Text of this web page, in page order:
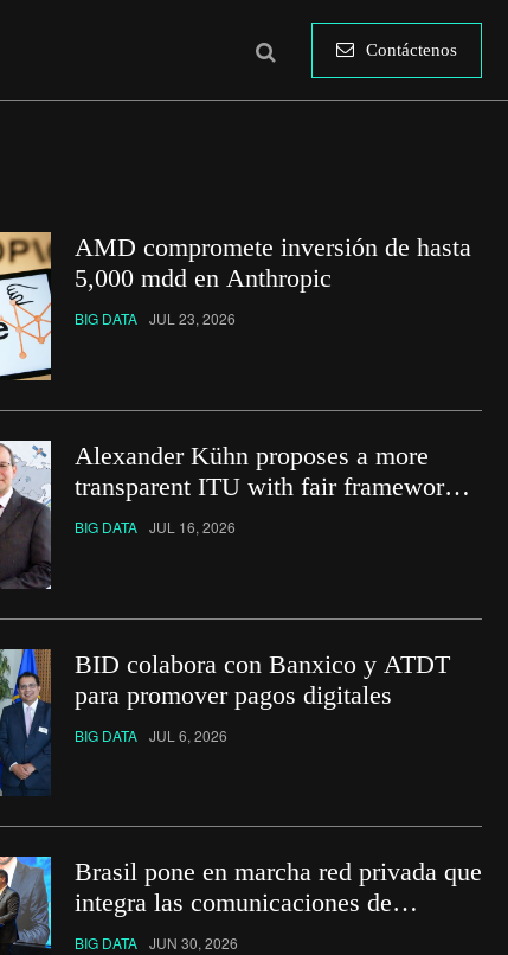
Contáctenos
AMD compromete inversión de hasta
5,000 mdd en Anthropic
BIG DATA JUL 23, 2026
Alexander Kühn proposes a more
transparent ITU with fair frameworks
for global spectrum management
BIG DATA JUL 16, 2026
BID colabora con Banxico y ATDT
para promover pagos digitales
BIG DATA JUL 6, 2026
Brasil pone en marcha red privada que
integra las comunicaciones de
organismos públicos
BIG DATA JUN 30, 2026